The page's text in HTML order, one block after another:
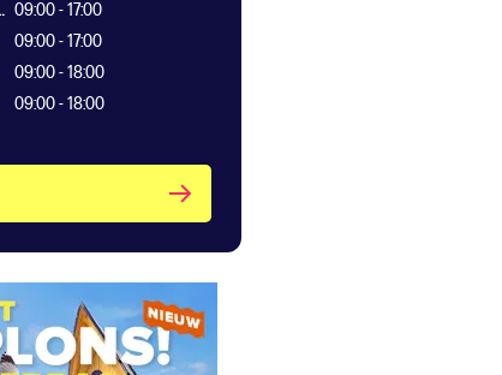
09:00 - 17:00
09:00 - 17:00
09:00 - 18:00
09:00 - 18:00